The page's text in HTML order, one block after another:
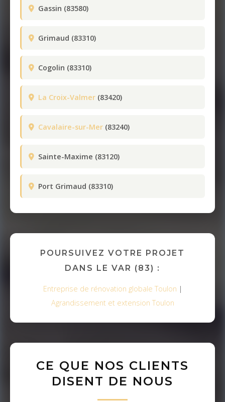
Gassin (83580)
Grimaud (83310)
Cogolin (83310)
La Croix-Valmer (83420)
Cavalaire-sur-Mer (83240)
Sainte-Maxime (83120)
Port Grimaud (83310)
POURSUIVEZ VOTRE PROJET
DANS LE VAR (83) :
Entreprise de rénovation globale Toulon |
Agrandissement et extension Toulon
CE QUE NOS CLIENTS
DISENT DE NOUS